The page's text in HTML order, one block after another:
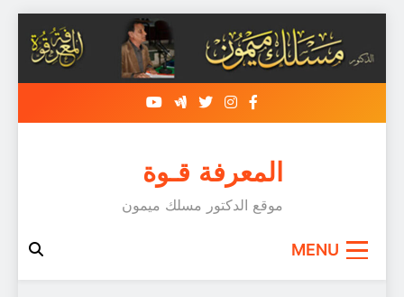
content
المعرفة قـوة
موقع الدكتور مسلك ميمون
MENU